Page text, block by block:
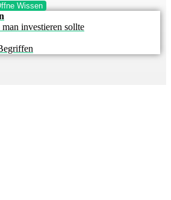
Wissen
investieren sollte